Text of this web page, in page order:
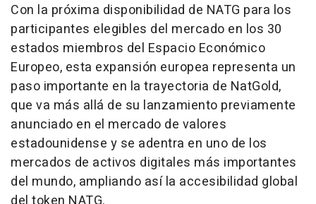
Con la próxima disponibilidad de NATG para los
participantes elegibles del mercado en los 30
estados miembros del Espacio Económico
Europeo, esta expansión europea representa un
paso importante en la trayectoria de NatGold,
que va más allá de su lanzamiento previamente
anunciado en el mercado de valores
estadounidense y se adentra en uno de los
mercados de activos digitales más importantes
del mundo, ampliando así la accesibilidad global